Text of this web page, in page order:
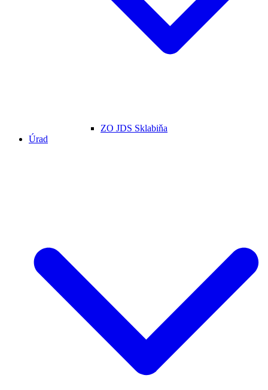
ZO JDS Sklabiňa
Úrad